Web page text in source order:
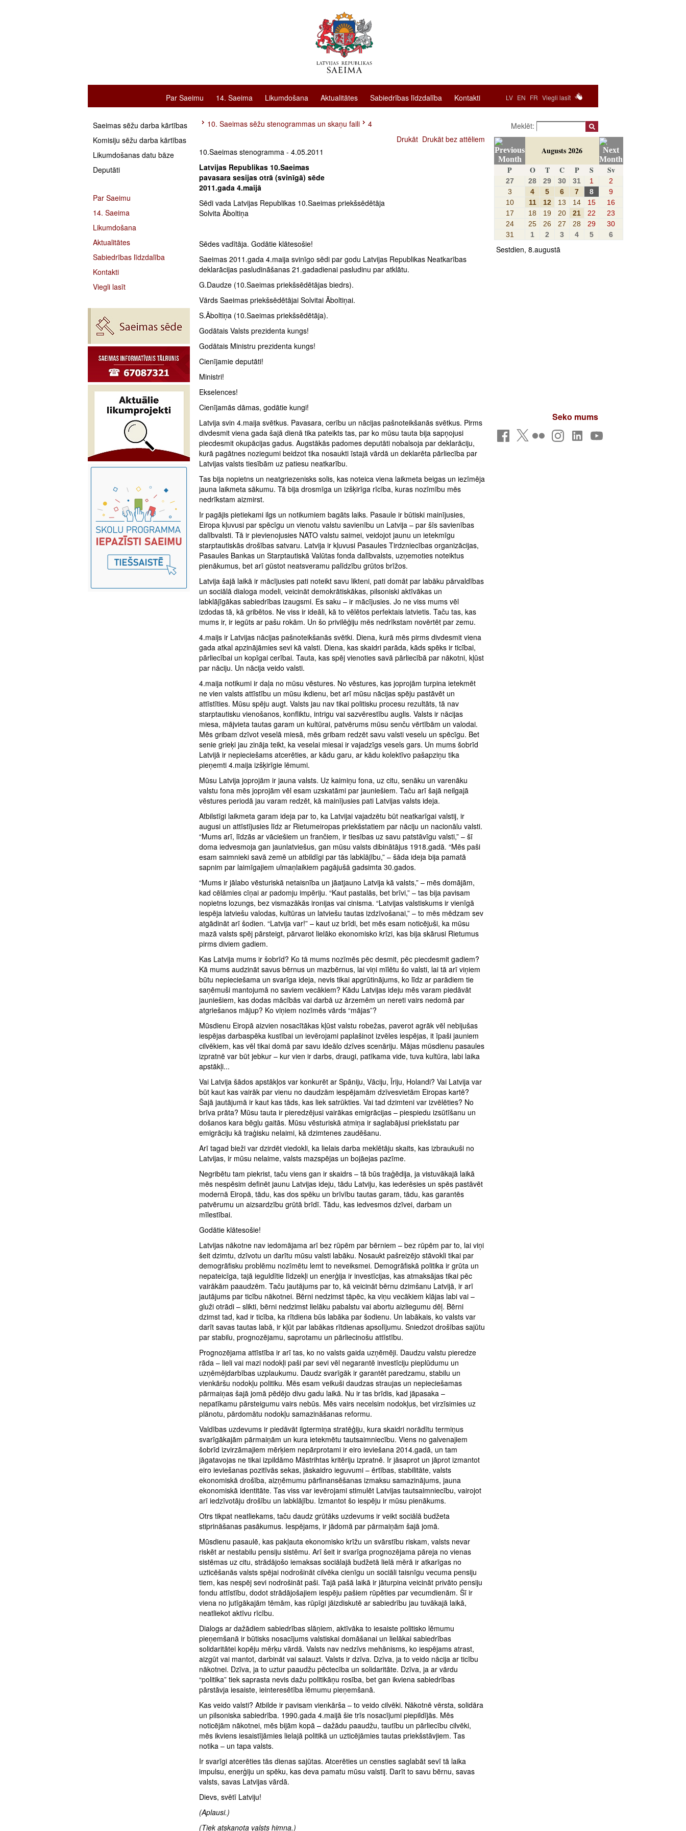
LV EN FR Viegli lasīt
Par Saeimu 14. Saeima Likumdošana Aktualitātes Sabiedrības līdzdalība Kontakti
Saeimas sēžu darba kārtības
Komisiju sēžu darba kārtības
Likumdošanas datu bāze
Deputāti
Par Saeimu
14. Saeima
Likumdošana
Aktualitātes
Sabiedrības līdzdalība
Kontakti
Viegli lasīt
10. Saeimas sēžu stenogrammas un skaņu faili
4
Drukāt Drukāt bez attēliem
10.Saeimas stenogramma - 4.05.2011
Latvijas Republikas 10.Saeimas
pavasara sesijas otrā (svinīgā) sēde
2011.gada 4.maijā
Sēdi vada Latvijas Republikas 10.Saeimas priekšsēdētāja
Solvita Āboltiņa
Sēdes vadītāja. Godātie klātesošie!
Saeimas 2011.gada 4.maija svinīgo sēdi par godu Latvijas Republikas Neatkarības
deklarācijas pasludināšanas 21.gadadienai pasludinu par atklātu.
G.Daudze (10.Saeimas priekšsēdētājas biedrs).
Vārds Saeimas priekšsēdētājai Solvitai Āboltiņai.
S.Āboltiņa (10.Saeimas priekšsēdētāja).
Godātais Valsts prezidenta kungs!
Godātais Ministru prezidenta kungs!
Cienījamie deputāti!
Ministri!
Ekselences!
Cienījamās dāmas, godātie kungi!
Latvija svin 4.maija svētkus. Pavasara, cerību un nācijas pašnoteikšanās svētkus. Pirms
divdesmit viena gada šajā dienā tika pateikts tas, par ko mūsu tauta bija sapņojusi
piecdesmit okupācijas gadus. Augstākās padomes deputāti nobalsoja par deklarāciju,
kurā pagātnes noziegumi beidzot tika nosaukti īstajā vārdā un deklarēta pārliecība par
Latvijas valsts tiesībām uz patiesu neatkarību.
Tas bija nopietns un neatgriezenisks solis, kas noteica viena laikmeta beigas un iezīmēja
jauna laikmeta sākumu. Tā bija drosmīga un izšķirīga rīcība, kuras nozīmību mēs
nedrīkstam aizmirst.
Ir pagājis pietiekami ilgs un notikumiem bagāts laiks. Pasaule ir būtiski mainījusies,
Eiropa kļuvusi par spēcīgu un vienotu valstu savienību un Latvija – par šīs savienības
dalībvalsti. Tā ir pievienojusies NATO valstu saimei, veidojot jaunu un ietekmīgu
starptautiskās drošības satvaru. Latvija ir kļuvusi Pasaules Tirdzniecības organizācijas,
Pasaules Bankas un Starptautiskā Valūtas fonda dalībvalsts, uzņemoties noteiktus
pienākumus, bet arī gūstot neatsveramu palīdzību grūtos brīžos.
Latvija šajā laikā ir mācījusies pati noteikt savu likteni, pati domāt par labāku pārvaldības
un sociālā dialoga modeli, veicināt demokrātiskākas, pilsoniski aktīvākas un
labklājīgākas sabiedrības izaugsmi. Es saku – ir mācījusies. Jo ne viss mums vēl
izdodas tā, kā gribētos. Ne viss ir ideāli, kā to vēlētos perfektais latvietis. Taču tas, kas
mums ir, ir iegūts ar pašu rokām. Un šo privilēģiju mēs nedrīkstam novērtēt par zemu.
4.maijs ir Latvijas nācijas pašnoteikšanās svētki. Diena, kurā mēs pirms divdesmit viena
gada atkal apzinājāmies sevi kā valsti. Diena, kas skaidri parāda, kāds spēks ir ticībai,
pārliecībai un kopīgai cerībai. Tauta, kas spēj vienoties savā pārliecībā par nākotni, kļūst
par nāciju. Un nācija veido valsti.
4.maija notikumi ir daļa no mūsu vēstures. No vēstures, kas joprojām turpina ietekmēt
ne vien valsts attīstību un mūsu ikdienu, bet arī mūsu nācijas spēju pastāvēt un
attīstīties. Mūsu spēju augt. Valsts jau nav tikai politisku procesu rezultāts, tā nav
starptautisku vienošanos, konfliktu, intrigu vai sazvērestību auglis. Valsts ir nācijas
miesa, mājvieta tautas garam un kultūrai, patvērums mūsu senču vērtībām un valodai.
Mēs gribam dzīvot veselā miesā, mēs gribam redzēt savu valsti veselu un spēcīgu. Bet
senie grieķi jau zināja teikt, ka veselai miesai ir vajadzīgs vesels gars. Un mums šobrīd
Latvijā ir nepieciešams atcerēties, ar kādu garu, ar kādu kolektīvo pašapziņu tika
pieņemti 4.maija izšķirīgie lēmumi.
Mūsu Latvija joprojām ir jauna valsts. Uz kaimiņu fona, uz citu, senāku un varenāku
valstu fona mēs joprojām vēl esam uzskatāmi par jauniešiem. Taču arī šajā neilgajā
vēstures periodā jau varam redzēt, kā mainījusies pati Latvijas valsts ideja.
Atbilstīgi laikmeta garam ideja par to, ka Latvijai vajadzētu būt neatkarīgai valstij, ir
augusi un attīstījusies līdz ar Rietumeiropas priekšstatiem par nāciju un nacionālu valsti.
“Mums arī, līdzās ar vāciešiem un frančiem, ir tiesības uz savu patstāvīgu valsti,” – šī
doma iedvesmoja gan jaunlatviešus, gan mūsu valsts dibinātājus 1918.gadā. “Mēs paši
esam saimnieki savā zemē un atbildīgi par tās labklājību,” – šāda ideja bija pamatā
sapnim par laimīgajiem ulmaņlaikiem pagājušā gadsimta 30.gados.
“Mums ir jālabo vēsturiskā netaisnība un jāatjauno Latvija kā valsts,” – mēs domājām,
kad cēlāmies cīņai ar padomju impēriju. “Kaut pastalās, bet brīvi,” – tas bija pavisam
nopietns lozungs, bez vismazākās ironijas vai cinisma. “Latvijas valstiskums ir vienīgā
iespēja latviešu valodas, kultūras un latviešu tautas izdzīvošanai,” – to mēs mēdzam sev
atgādināt arī šodien. “Latvija var!” – kaut uz brīdi, bet mēs esam noticējuši, ka mūsu
mazā valsts spēj pārsteigt, pārvarot lielāko ekonomisko krīzi, kas bija skārusi Rietumus
pirms diviem gadiem.
Kas Latvija mums ir šobrīd? Ko tā mums nozīmēs pēc desmit, pēc piecdesmit gadiem?
Kā mums audzināt savus bērnus un mazbērnus, lai viņi mīlētu šo valsti, lai tā arī viņiem
būtu nepieciešama un svarīga ideja, nevis tikai apgrūtinājums, ko līdz ar parādiem tie
saņēmuši mantojumā no saviem vecākiem? Kādu Latvijas ideju mēs varam piedāvāt
jauniešiem, kas dodas mācībās vai darbā uz ārzemēm un nereti vairs nedomā par
atgriešanos mājup? Ko viņiem nozīmēs vārds “mājas”?
Mūsdienu Eiropā aizvien nosacītākas kļūst valstu robežas, paverot agrāk vēl nebijušas
iespējas darbaspēka kustībai un ievērojami paplašinot izvēles iespējas, it īpaši jauniem
cilvēkiem, kas vēl tikai domā par savu ideālo dzīves scenāriju. Mājas mūsdienu pasaules
izpratnē var būt jebkur – kur vien ir darbs, draugi, patīkama vide, tuva kultūra, labi laika
apstākļi...
Vai Latvija šādos apstākļos var konkurēt ar Spāniju, Vāciju, Īriju, Holandi? Vai Latvija var
būt kaut kas vairāk par vienu no daudzām iespējamām dzīvesvietām Eiropas kartē?
Šajā jautājumā ir kaut kas tāds, kas liek satrūkties. Vai tad dzimteni var izvēlēties? No
brīva prāta? Mūsu tauta ir pieredzējusi vairākas emigrācijas – piespiedu izsūtīšanu un
došanos kara bēgļu gaitās. Mūsu vēsturiskā atmiņa ir saglabājusi priekšstatu par
emigrāciju kā traģisku nelaimi, kā dzimtenes zaudēšanu.
Arī tagad bieži var dzirdēt viedokli, ka lielais darba meklētāju skaits, kas izbraukuši no
Latvijas, ir mūsu nelaime, valsts mazspējas un bojāejas pazīme.
Negribētu tam piekrist, taču viens gan ir skaidrs – tā būs traģēdija, ja vistuvākajā laikā
mēs nespēsim definēt jaunu Latvijas ideju, tādu Latviju, kas iederēsies un spēs pastāvēt
modernā Eiropā, tādu, kas dos spēku un brīvību tautas garam, tādu, kas garantēs
patvērumu un aizsardzību grūtā brīdī. Tādu, kas iedvesmos dzīvei, darbam un
mīlestībai.
Godātie klātesošie!
Latvijas nākotne nav iedomājama arī bez rūpēm par bērniem – bez rūpēm par to, lai viņi
šeit dzimtu, dzīvotu un darītu mūsu valsti labāku. Nosaukt pašreizējo stāvokli tikai par
demogrāfisku problēmu nozīmētu lemt to neveiksmei. Demogrāfiskā politika ir grūta un
nepateicīga, tajā ieguldītie līdzekļi un enerģija ir investīcijas, kas atmaksājas tikai pēc
vairākām paaudzēm. Taču jautājums par to, kā veicināt bērnu dzimšanu Latvijā, ir arī
jautājums par ticību nākotnei. Bērni nedzimst tāpēc, ka viņu vecākiem klājas labi vai –
gluži otrādi – slikti, bērni nedzimst lielāku pabalstu vai abortu aizliegumu dēļ. Bērni
dzimst tad, kad ir ticība, ka rītdiena būs labāka par šodienu. Un labākais, ko valsts var
darīt savas tautas labā, ir kļūt par labākas rītdienas apsolījumu. Sniedzot drošības sajūtu
par stabilu, prognozējamu, saprotamu un pārliecinošu attīstību.
Prognozējama attīstība ir arī tas, ko no valsts gaida uzņēmēji. Daudzu valstu pieredze
rāda – lieli vai mazi nodokļi paši par sevi vēl negarantē investīciju pieplūdumu un
uzņēmējdarbības uzplaukumu. Daudz svarīgāk ir garantēt paredzamu, stabilu un
vienkāršu nodokļu politiku. Mēs esam veikuši daudzas straujas un nepieciešamas
pārmaiņas šajā jomā pēdējo divu gadu laikā. Nu ir tas brīdis, kad jāpasaka –
nepatīkamu pārsteigumu vairs nebūs. Mēs vairs necelsim nodokļus, bet virzīsimies uz
plānotu, pārdomātu nodokļu samazināšanas reformu.
Valdības uzdevums ir piedāvāt ilgtermiņa stratēģiju, kura skaidri norādītu termiņus
svarīgākajām pārmaiņām un kura ietekmētu tautsaimniecību. Viens no galvenajiem
šobrīd izvirzāmajiem mērķiem nepārprotami ir eiro ieviešana 2014.gadā, un tam
jāgatavojas ne tikai izpildāmo Māstrihtas kritēriju izpratnē. Ir jāsaprot un jāprot izmantot
eiro ieviešanas pozitīvās sekas, jāskaidro ieguvumi – ērtības, stabilitāte, valsts
ekonomiskā drošība, aizņēmumu pārfinansēšanas izmaksu samazinājums, jauna
ekonomiskā identitāte. Tas viss var ievērojami stimulēt Latvijas tautsaimniecību, vairojot
arī iedzīvotāju drošību un labklājību. Izmantot šo iespēju ir mūsu pienākums.
Otrs tikpat neatliekams, taču daudz grūtāks uzdevums ir veikt sociālā budžeta
stiprināšanas pasākumus. Iespējams, ir jādomā par pārmaiņām šajā jomā.
Mūsdienu pasaulē, kas pakļauta ekonomisko krīžu un svārstību riskam, valsts nevar
riskēt ar nestabilu pensiju sistēmu. Arī šeit ir svarīga prognozējama pāreja no vienas
sistēmas uz citu, strādājošo iemaksas sociālajā budžetā lielā mērā ir atkarīgas no
uzticēšanās valsts spējai nodrošināt cilvēka cienīgu un sociāli taisnīgu vecuma pensiju
tiem, kas nespēj sevi nodrošināt paši. Tajā pašā laikā ir jāturpina veicināt privāto pensiju
fondu attīstību, dodot strādājošajiem iespēju pašiem rūpēties par vecumdienām. Šī ir
viena no jutīgākajām tēmām, kas rūpīgi jāizdiskutē ar sabiedrību jau tuvākajā laikā,
neatliekot aktīvu rīcību.
Dialogs ar dažādiem sabiedrības slāņiem, aktīvāka to iesaiste politisko lēmumu
pieņemšanā ir būtisks nosacījums valstiskai domāšanai un lielākai sabiedrības
solidaritātei kopēju mērķu vārdā. Valsts nav nedzīvs mehānisms, ko iespējams atrast,
aizgūt vai mantot, darbināt vai salauzt. Valsts ir dzīva. Dzīva, ja to veido nācija ar ticību
nākotnei. Dzīva, ja to uztur paaudžu pēctecība un solidaritāte. Dzīva, ja ar vārdu
“politika” tiek saprasta nevis dažu politikāņu rosība, bet gan ikviena sabiedrības
pārstāvja iesaiste, ieinteresētība lēmumu pieņemšanā.
Kas veido valsti? Atbilde ir pavisam vienkārša – to veido cilvēki. Nākotnē vērsta, solidāra
un pilsoniska sabiedrība. 1990.gada 4.maijā šie trīs nosacījumi piepildījās. Mēs
noticējām nākotnei, mēs bijām kopā – dažādu paaudžu, tautību un pārliecību cilvēki,
mēs ikviens iesaistījāmies lielajā politikā un uzticējāmies tautas priekšstāvjiem. Tas
notika – un tapa valsts.
Ir svarīgi atcerēties tās dienas sajūtas. Atcerēties un censties saglabāt sevī tā laika
impulsu, enerģiju un spēku, kas deva pamatu mūsu valstij. Darīt to savu bērnu, savas
valsts, savas Latvijas vārdā.
Dievs, svētī Latviju!
(Aplausi.)
(Tiek atskaņota valsts himna.)
Meklēt:
Augusts 2026
P
O T C P S Sv
27 28 29 30 31 1
2
3
4 5 6 7 8
9
10
11 12 13 14 15
16
17
18 19 20 21 22
23
24
25 26 27 28 29
30
31
1 2 3 4 5 6
Sestdien, 8.augustā
Seko mums